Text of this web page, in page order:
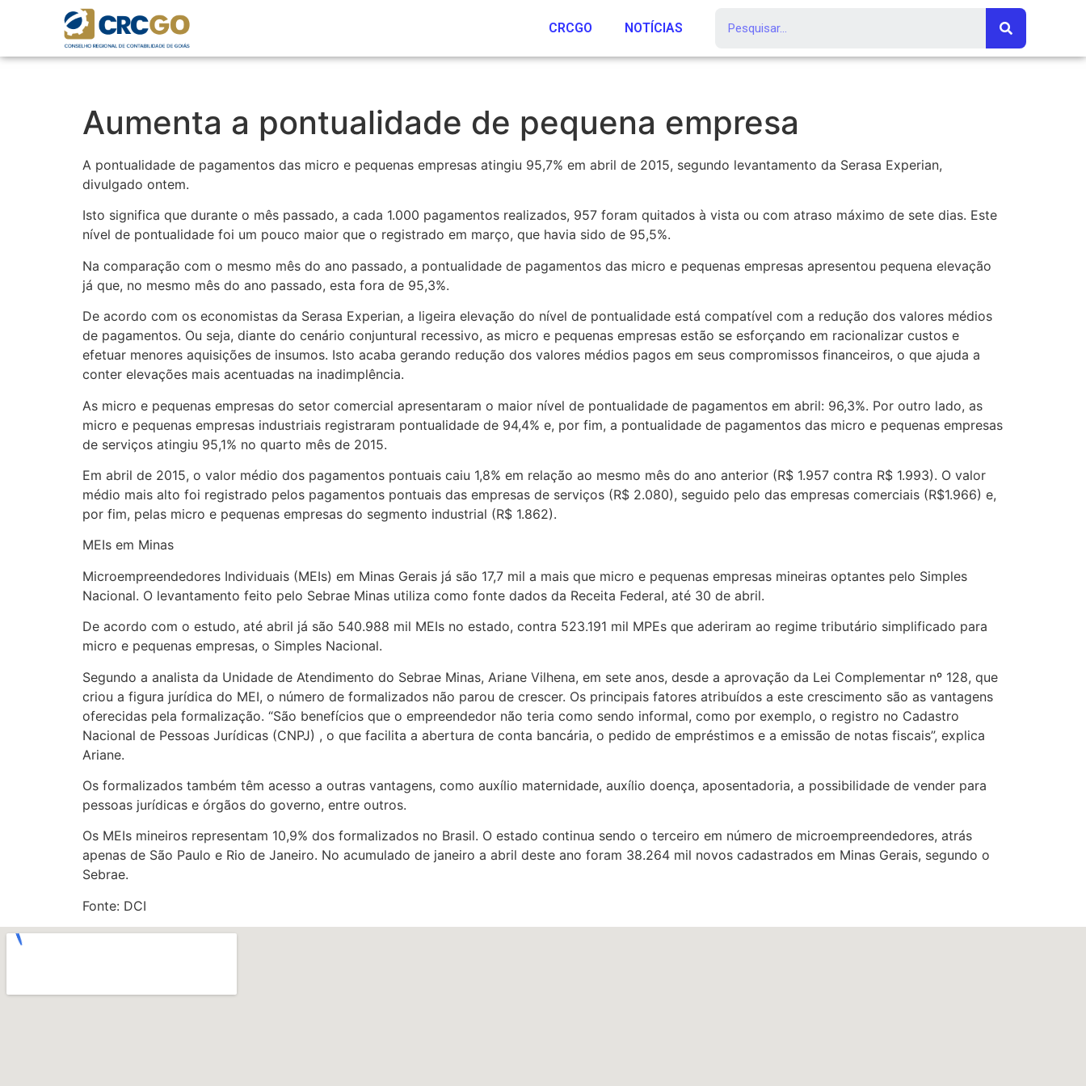
CRCGO NOTÍCIAS
Aumenta a pontualidade de pequena empresa
A pontualidade de pagamentos das micro e pequenas empresas atingiu 95,7% em abril de 2015, segundo levantamento da Serasa Experian,
divulgado ontem.
Isto significa que durante o mês passado, a cada 1.000 pagamentos realizados, 957 foram quitados à vista ou com atraso máximo de sete dias. Este
nível de pontualidade foi um pouco maior que o registrado em março, que havia sido de 95,5%.
Na comparação com o mesmo mês do ano passado, a pontualidade de pagamentos das micro e pequenas empresas apresentou pequena elevação
já que, no mesmo mês do ano passado, esta fora de 95,3%.
De acordo com os economistas da Serasa Experian, a ligeira elevação do nível de pontualidade está compatível com a redução dos valores médios
de pagamentos. Ou seja, diante do cenário conjuntural recessivo, as micro e pequenas empresas estão se esforçando em racionalizar custos e
efetuar menores aquisições de insumos. Isto acaba gerando redução dos valores médios pagos em seus compromissos financeiros, o que ajuda a
conter elevações mais acentuadas na inadimplência.
As micro e pequenas empresas do setor comercial apresentaram o maior nível de pontualidade de pagamentos em abril: 96,3%. Por outro lado, as
micro e pequenas empresas industriais registraram pontualidade de 94,4% e, por fim, a pontualidade de pagamentos das micro e pequenas empresas
de serviços atingiu 95,1% no quarto mês de 2015.
Em abril de 2015, o valor médio dos pagamentos pontuais caiu 1,8% em relação ao mesmo mês do ano anterior (R$ 1.957 contra R$ 1.993). O valor
médio mais alto foi registrado pelos pagamentos pontuais das empresas de serviços (R$ 2.080), seguido pelo das empresas comerciais (R$1.966) e,
por fim, pelas micro e pequenas empresas do segmento industrial (R$ 1.862).
MEIs em Minas
Microempreendedores Individuais (MEIs) em Minas Gerais já são 17,7 mil a mais que micro e pequenas empresas mineiras optantes pelo Simples
Nacional. O levantamento feito pelo Sebrae Minas utiliza como fonte dados da Receita Federal, até 30 de abril.
De acordo com o estudo, até abril já são 540.988 mil MEIs no estado, contra 523.191 mil MPEs que aderiram ao regime tributário simplificado para
micro e pequenas empresas, o Simples Nacional.
Segundo a analista da Unidade de Atendimento do Sebrae Minas, Ariane Vilhena, em sete anos, desde a aprovação da Lei Complementar nº 128, que
criou a figura jurídica do MEI, o número de formalizados não parou de crescer. Os principais fatores atribuídos a este crescimento são as vantagens
oferecidas pela formalização. “São benefícios que o empreendedor não teria como sendo informal, como por exemplo, o registro no Cadastro
Nacional de Pessoas Jurídicas (CNPJ) , o que facilita a abertura de conta bancária, o pedido de empréstimos e a emissão de notas fiscais”, explica
Ariane.
Os formalizados também têm acesso a outras vantagens, como auxílio maternidade, auxílio doença, aposentadoria, a possibilidade de vender para
pessoas jurídicas e órgãos do governo, entre outros.
Os MEIs mineiros representam 10,9% dos formalizados no Brasil. O estado continua sendo o terceiro em número de microempreendedores, atrás
apenas de São Paulo e Rio de Janeiro. No acumulado de janeiro a abril deste ano foram 38.264 mil novos cadastrados em Minas Gerais, segundo o
Sebrae.
Fonte: DCI